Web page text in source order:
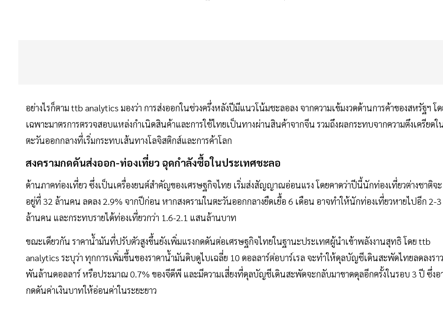
อย่างไรก็ตาม ttb analytics มองว่า การส่งออกในช่วงครึ่งหลังปีมีแนวโน้มชะลอลง จากความเข้มงวดด้านการค้าของสหรัฐฯ โ
เฉพาะมาตรการตรวจสอบแหล่งกำเนิดสินค้าและการใช้ไทยเป็นทางผ่านสินค้าจากจีน รวมถึงผลกระทบจากความตึงเครียดใ
ตะวันออกกลางที่เริ่มกระทบเส้นทางโลจิสติกส์และการค้าโลก
สงครามกดดันส่งออก-ท่องเที่ยว ฉุดกำลังซื้อในประเทศชะลอ
ด้านภาคท่องเที่ยว ซึ่งเป็นเครื่องยนต์สำคัญของเศรษฐกิจไทย เริ่มส่งสัญญาณอ่อนแรง โดยคาดว่าปีนี้นักท่องเที่ยวต่างชาติจะ
อยู่ที่ 32 ล้านคน ลดลง 2.9% จากปีก่อน หากสงครามในตะวันออกกลางยืดเยื้อ 6 เดือน อาจทำให้นักท่องเที่ยวหายไปอีก 2-3
ล้านคน และกระทบรายได้ท่องเที่ยวกว่า 1.6-2.1 แสนล้านบาท
ขณะเดียวกัน ราคาน้ำมันที่ปรับตัวสูงขึ้นยังเพิ่มแรงกดดันต่อเศรษฐกิจไทยในฐานะประเทศผู้นำเข้าพลังงานสุทธิ โดย ttb
analytics ระบุว่า ทุกการเพิ่มขึ้นของราคาน้ำมันดิบดูไบเฉลี่ย 10 ดอลลาร์ต่อบาร์เรล จะทำให้ดุลบัญชีเดินสะพัดไทยลดลงรา
พันล้านดอลลาร์ หรือประมาณ 0.7% ของจีดีพี และมีความเสี่ยงที่ดุลบัญชีเดินสะพัดจะกลับมาขาดดุลอีกครั้งในรอบ 3 ปี ซึ่งอ
กดดันค่าเงินบาทให้อ่อนค่าในระยะยาว